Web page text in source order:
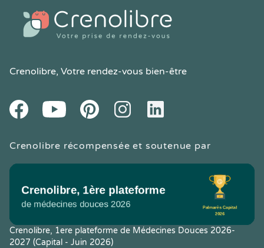
Crenolibre, Votre rendez-vous bien-être
FacebookYoutube PinteresetInstagramLinkedIn
Crenolibre récompensée et soutenue par
Crenolibre, 1ere plateforme de Médecines Douces 2026-
2027 (Capital - Juin 2026)